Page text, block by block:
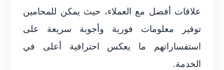
علاقات أفضل مع العملاء، حيث يمكن للمحامين
توفير معلومات فورية وأجوبة سريعة على
استفساراتهم ما يعكس احترافية أعلى في
الخدمة.